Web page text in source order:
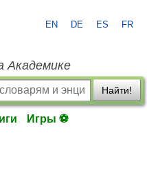
EN DE ES FR
Академике
Найти!
Игры ⚽